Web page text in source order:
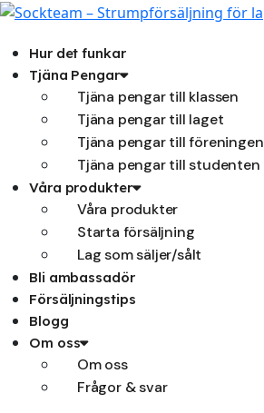
Hoppa
innehållHur det funkar
Tjäna Pengar
Tjäna pengar till klassen
Tjäna pengar till laget
Tjäna pengar till föreningen
Tjäna pengar till studenten
Våra produkter
Våra produkter
Starta försäljning
Lag som säljer/sålt
Bli ambassadör
Försäljningstips
Blogg
Om oss
Om oss
Frågor & svar